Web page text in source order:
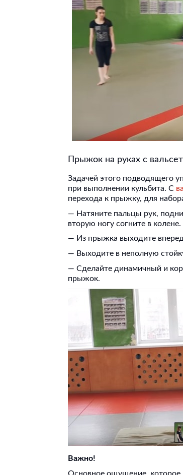
Прыжок на руках с
Задачей этого подводящего
при выполнении кульбита. С
перехода к прыжку, для
— Натяните пальцы рук,
вторую ногу согните в колене.
— Из прыжка выходите вперед
— Выходите в неполную
— Сделайте динамичный и
прыжок.
Важно!
Основное ощущение,